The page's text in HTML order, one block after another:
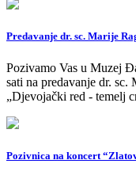
Predavanje dr. sc. Marije
Pozivamo Vas u Muzej
sati na predavanje dr.
„Djevojački red - temelj
Pozivnica na koncert